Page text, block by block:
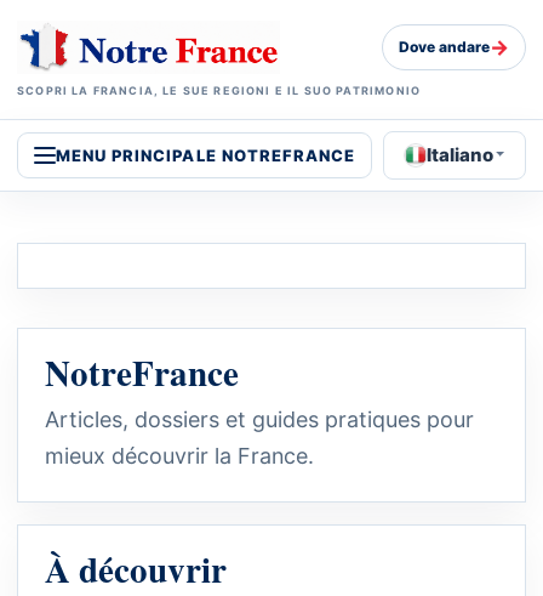
SCOPRI LA FRANCIA, LE SUE REGIONI E IL SUO PATRIMONIO
Dove andare→
MENU PRINCIPALE NOTREFRANCE Italiano
NotreFrance
Articles, dossiers et guides pratiques pour
mieux découvrir la France.
À découvrir